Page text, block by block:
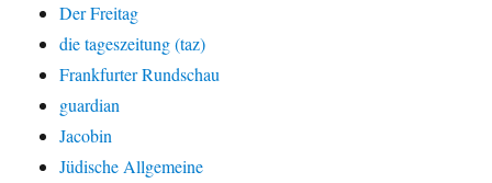
Der Freitag
die tageszeitung (taz)
Frankfurter Rundschau
guardian
Jacobin
Jüdische Allgemeine